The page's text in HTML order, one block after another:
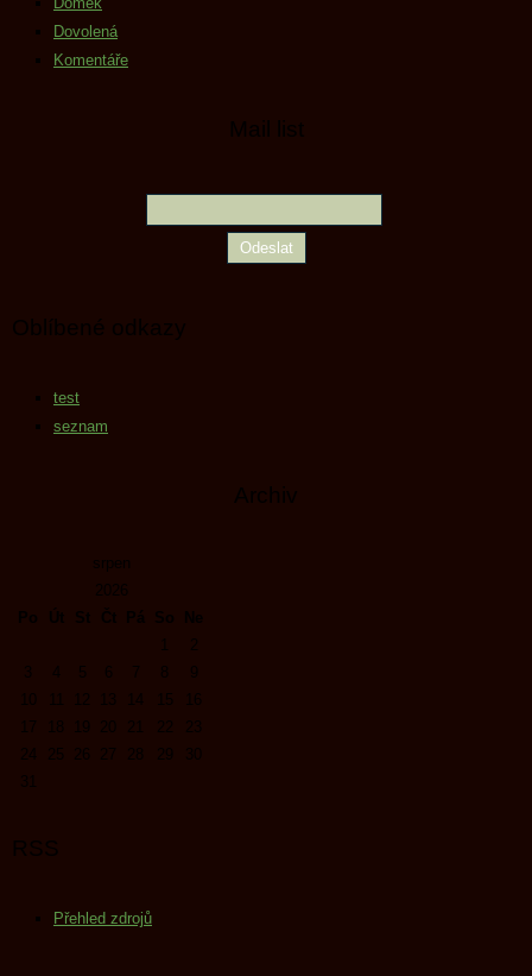
Dovolená
Komentáře
Mail list
Oblíbené odkazy
test
seznam
Archiv
srpen
2026
Po
Út St Čt Pá So
Ne
1
2
3
5 7 8
10
11 12 13 14 15
16
17
18 19 20 21 22
23
24
25 26 27 28 29
30
31
RSS
Přehled zdrojů